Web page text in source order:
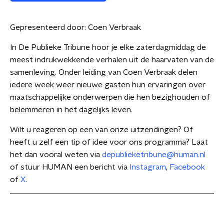
Gepresenteerd door: Coen Verbraak
In De Publieke Tribune hoor je elke zaterdagmiddag de
meest indrukwekkende verhalen uit de haarvaten van de
samenleving. Onder leiding van Coen Verbraak delen
iedere week weer nieuwe gasten hun ervaringen over
maatschappelijke onderwerpen die hen bezighouden of
belemmeren in het dagelijks leven.
Wilt u reageren op een van onze uitzendingen? Of
heeft u zelf een tip of idee voor ons programma? Laat
het dan vooral weten via depublieketribune@human.nl
of stuur HUMAN een bericht via Instagram, Facebook
of X.